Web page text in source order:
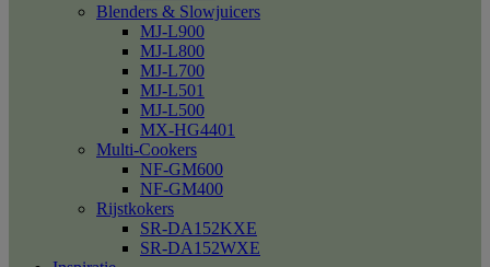
Blenders & Slowjuicers
MJ-L900
MJ-L800
MJ-L700
MJ-L501
MJ-L500
MX-HG4401
Multi-Cookers
NF-GM600
NF-GM400
Rijstkokers
SR-DA152KXE
SR-DA152WXE